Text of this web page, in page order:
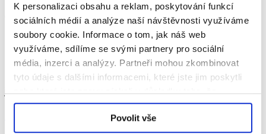
K personalizaci obsahu a reklam, poskytování funkcí
sociálních médií a analýze naší návštěvnosti využíváme
soubory cookie. Informace o tom, jak náš web
využíváme, sdílíme se svými partnery pro sociální
média, inzerci a analýzy. Partneři mohou zkombinovat
tyto údaje s dalšími informacemi, které jste jim poskytli
nebo které jste znovu získali v důsledku toho, že
využíváte jejich služby.
Povolit vše
CENA: E-SHOP/PRODEJNA
1 199 / 2 062 Kč
ZÓNA
jen XXL